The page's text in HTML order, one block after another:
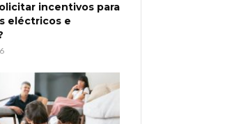
incentivos para
eléctricos e